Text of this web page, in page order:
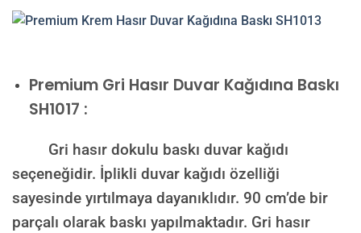
Premium Gri Hasır Duvar Kağıdına Baskı
SH1017 :
Gri hasır dokulu baskı duvar kağıdı
seçeneğidir. İplikli duvar kağıdı özelliği
sayesinde yırtılmaya dayanıklıdır. 90 cm’de bir
parçalı olarak baskı yapılmaktadır. Gri hasır